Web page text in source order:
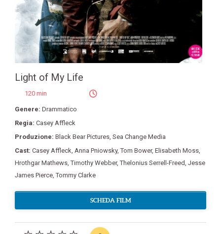
Light of My Life
120 min
Genere: Drammatico
Regia: Casey Affleck
Produzione: Black Bear Pictures Sea Change Media
Cast: Casey Affleck Anna Pniowsky,Tom Bower, Elisabeth Moss
Hrothgar Mathews ,Timothy Webber,Thelonius Serrell-Freed Jesse
James Pierce ,Tommy Clarke
SCHEDA FILM